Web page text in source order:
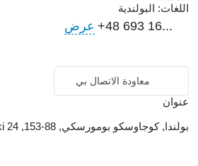
اللغات: البولندية
+48 693 16... عرض
معاودة الاتصال بي
عنوان
بولندا, كوجاوسكو بومورسكي, 88-153, Kruszwica, Piecki 24